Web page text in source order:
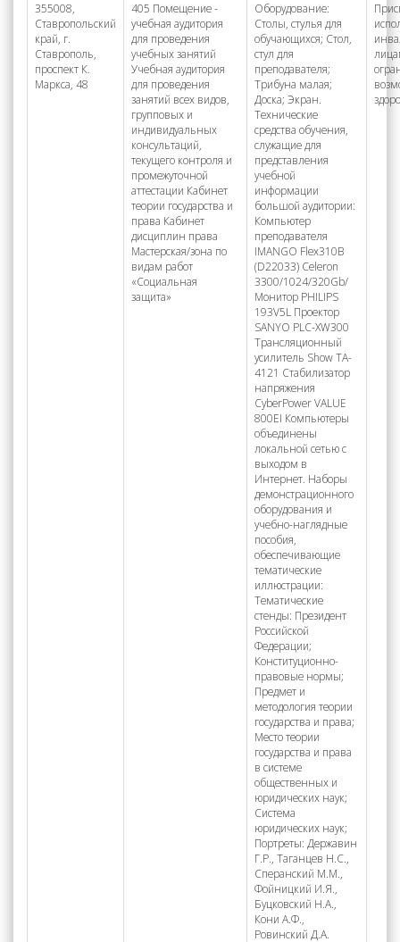
355008,
Ставропольский
край, г.
Ставрополь,
проспект К.
Маркса, 48
405 Помещение -
учебная аудитория
для проведения
учебных занятий
Учебная аудитория
для проведения
занятий всех видов,
групповых и
индивидуальных
консультаций,
текущего контроля и
промежуточной
аттестации Кабинет
теории государства и
права Кабинет
дисциплин права
Мастерская/зона по
видам работ
«Социальная
защита»
Оборудование:
Столы, стулья для
обучающихся; Стол,
стул для
преподавателя;
Трибуна малая;
Доска; Экран.
Технические
средства обучения,
служащие для
представления
учебной
информации
большой аудитории:
Компьютер
преподавателя
IMANGO Flex310B
(D22033) Celeron
3300/1024/320Gb/
Монитор PHILIPS
193V5L Проектор
SANYO PLC-XW300
Трансляционный
усилитель Show TA-
4121 Стабилизатор
напряжения
CyberPower VALUE
800EI Компьютеры
объединены
локальной сетью с
выходом в
Интернет. Наборы
демонстрационного
оборудования и
учебно-наглядные
пособия,
обеспечивающие
тематические
иллюстрации:
Тематические
стенды: Президент
Российской
Федерации;
Конституционно-
правовые нормы;
Предмет и
методология теории
государства и права;
Место теории
государства и права
в системе
общественных и
юридических наук;
Система
юридических наук;
Портреты: Державин
Г.Р., Таганцев Н.С.,
Сперанский М.М.,
Фойницкий И.Я.,
Буцковский Н.А.,
Кони А.Ф.,
Ровинский Д.А.